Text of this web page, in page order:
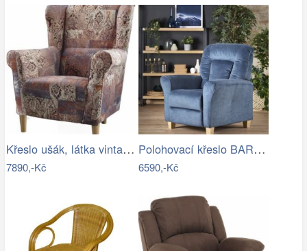
Křeslo ušák, látka vintage hnědá 1026,…
7890,-Kč
Polohovací křeslo BARD Halmar
6590,-Kč